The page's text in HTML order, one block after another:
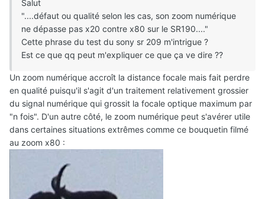
Salut
"....défaut ou qualité selon les cas, son zoom numérique
ne dépasse pas x20 contre x80 sur le SR190...."
Cette phrase du test du sony sr 209 m'intrigue ?
Est ce que qq peut m'expliquer ce que ça ve dire ??
Un zoom numérique accroît la distance focale mais fait perdre
en qualité puisqu'il s'agit d'un traitement relativement grossier
du signal numérique qui grossit la focale optique maximum par
"n fois". D'un autre côté, le zoom numérique peut s'avérer utile
dans certaines situations extrêmes comme ce bouquetin filmé
au zoom x80 :